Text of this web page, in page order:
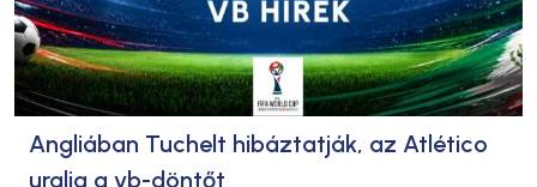
Angliában Tuchelt hibáztatják, az Atlético
uralja a vb-döntőt